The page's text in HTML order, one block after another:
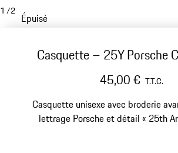
1 /2
Épuisé
Casquette – 25Y Porsche
45,00 € T.T.C.
Casquette unisexe avec broderie
lettrage Porsche et détail « 25th